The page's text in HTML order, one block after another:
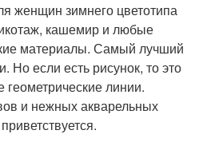
женщин зимнего цветотипа
кашемир и любые
материалы. Самый лучший
Но если есть рисунок, то это
линии.
и нежных акварельных